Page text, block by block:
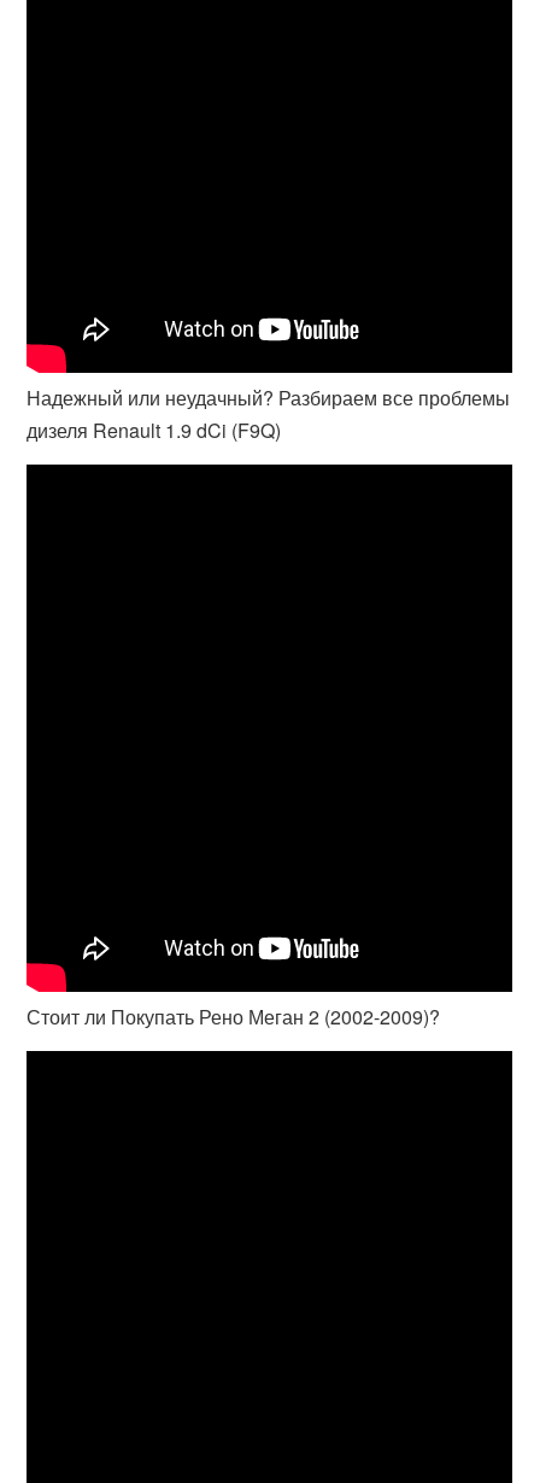
Надежный или неудачный? Разбираем все проблемы
дизеля Renault 1.9 dCi (F9Q)
Стоит ли Покупать Рено Меган 2 (2002-2009)?